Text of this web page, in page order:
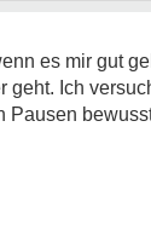
es mir gut
geht. Ich
Pausen